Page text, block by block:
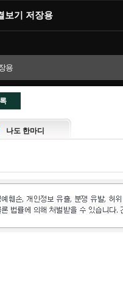
보기 저장용
용
나도 한마디